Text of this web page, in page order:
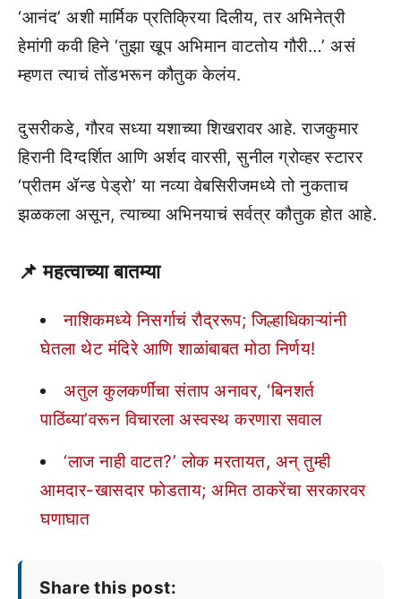
‘आनंद’ अशी मार्मिक प्रतिक्रिया दिलीय, तर अभिनेत्री
हेमांगी कवी हिने ‘तुझा खूप अभिमान वाटतोय गौरी…’ असं
म्हणत त्याचं तोंडभरून कौतुक केलंय.
दुसरीकडे, गौरव सध्या यशाच्या शिखरावर आहे. राजकुमार
हिरानी दिग्दर्शित आणि अर्शद वारसी, सुनील ग्रोव्हर स्टारर
‘प्रीतम ॲन्ड पेड्रो’ या नव्या वेबसिरीजमध्ये तो नुकताच
झळकला असून, त्याच्या अभिनयाचं सर्वत्र कौतुक होत आहे.
📌महत्वाच्या बातम्या
नाशिकमध्ये निसर्गाचं रौद्ररूप; जिल्हाधिकाऱ्यांनी
घेतला थेट मंदिरे आणि शाळांबाबत मोठा निर्णय!
अतुल कुलकर्णींचा संताप अनावर, ‘बिनशर्त
पाठिंब्या’वरून विचारला अस्वस्थ करणारा सवाल
‘लाज नाही वाटत?’ लोक मरतायत, अन् तुम्ही
आमदार-खासदार फोडताय; अमित ठाकरेंचा सरकारवर
घणाघात
Share this post: